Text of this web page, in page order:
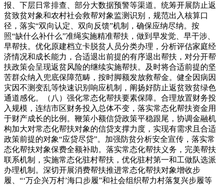
报、下层日常排查、部分大数据预警等渠道。统筹开展防止返
贫致贫对象和农村社会救帮对象监测识别，规范出入核算口
径，落实“双向认定、双向反馈”机制，确保应纳尽纳。按
照“缺什么补什么”准绳实施精准帮扶，做到早发觉、早干涉、
早帮扶。优化原建档立卡脱贫人员分类办理，分析评估家庭经
济情况和成长能力，合适退出前提的有序退出帮扶，对分开帮
扶政策会呈现返贫风险的继续实施帮扶。及时将合适前提的坚
苦群众纳入兜底保障范畴，按时脚额发放救帮金。健全因病因
灾因不测变乱等快速识别响应机制，阐扬好防止返贫致贫绿色
通道感化。（八）强化常态化帮扶要素保障。合理放置财务投
入规模，连结市区财务投入总体不变，落实常态化帮扶资金用
于财产成长的比例。鞭策小额信贷政策平稳跟尾，协调金融机
构加大对常态化帮扶对象的信贷支撑力度，实现有需求且合适
政策前提的对象“应贷尽贷”。加强防贫分析安全宣传，落实常
态化帮扶对象保费全额补助。落实常态化帮扶义务，完美帮扶
联系机制，实施常态化驻村帮扶，优化驻村第一和工做队选派
办理机制。深切开展消费帮扶推进常态化帮扶对象增收步
履、“‘万企兴万村’海口步履”和社会组织帮力村落复兴步履等